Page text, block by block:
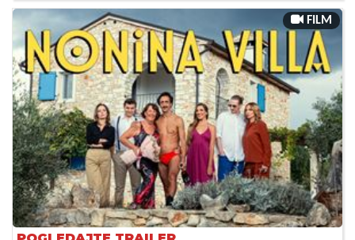
FILM